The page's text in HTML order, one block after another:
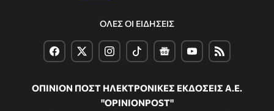
ΟΛΕΣ ΟΙ ΕΙΔΗΣΕΙΣ
ΟΠΙΝΙΟΝ ΠΟΣΤ ΗΛΕΚΤΡΟΝΙΚΕΣ ΕΚΔΟΣΕΙΣ Α.Ε.
"OPINIONPOST"